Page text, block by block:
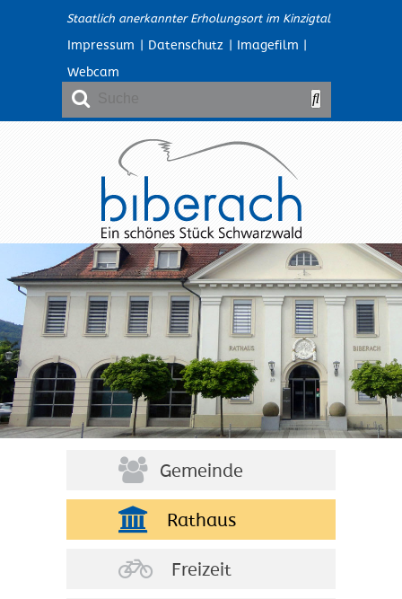
Staatlich anerkannter Erholungsort im Kinzigtal
Impressum | Datenschutz | Imagefilm |
Webcam
Gemeinde
Rathaus
Freizeit